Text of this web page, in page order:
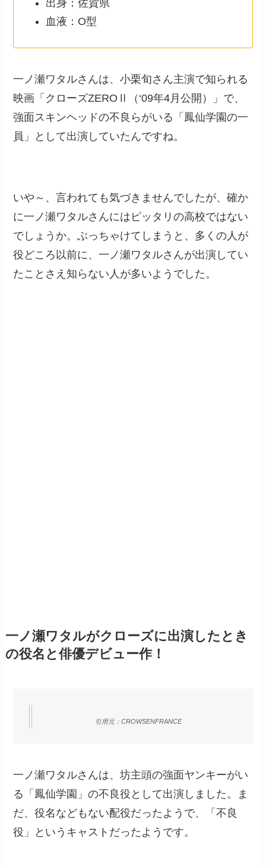
出身：佐賀県
血液：O型
一ノ瀬ワタルさんは、小栗旬さん主演で知られる
映画「クローズZEROⅡ（‘09年4月公開）」で、
強面スキンヘッドの不良らがいる「鳳仙学園の一
員」として出演していたんですね。
いや～、言われても気づきませんでしたが、確か
に一ノ瀬ワタルさんにはピッタリの高校ではない
でしょうか。ぶっちゃけてしまうと、多くの人が
役どころ以前に、一ノ瀬ワタルさんが出演してい
たことさえ知らない人が多いようでした。
一ノ瀬ワタルがクローズに出演したとき
の役名と俳優デビュー作！
引用元：CROWSENFRANCE
一ノ瀬ワタルさんは、坊主頭の強面ヤンキーがい
る「鳳仙学園」の不良役として出演しました。ま
だ、役名などもない配役だったようで、「不良
役」というキャストだったようです。